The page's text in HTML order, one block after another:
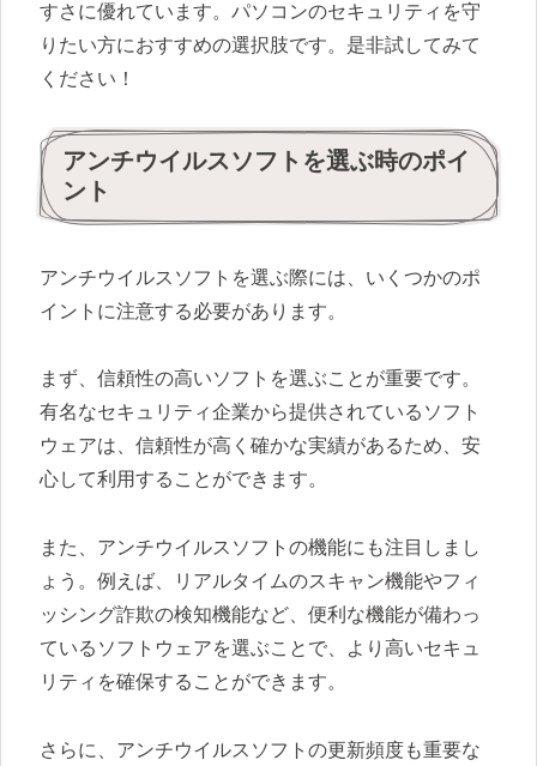
すさに優れています。パソコンのセキュリティを守
りたい方におすすめの選択肢です。是非試してみて
ください！
アンチウイルスソフトを選ぶ時のポイ
ント
アンチウイルスソフトを選ぶ際には、いくつかのポ
イントに注意する必要があります。
まず、信頼性の高いソフトを選ぶことが重要です。
有名なセキュリティ企業から提供されているソフト
ウェアは、信頼性が高く確かな実績があるため、安
心して利用することができます。
また、アンチウイルスソフトの機能にも注目しまし
ょう。例えば、リアルタイムのスキャン機能やフィ
ッシング詐欺の検知機能など、便利な機能が備わっ
ているソフトウェアを選ぶことで、より高いセキュ
リティを確保することができます。
さらに、アンチウイルスソフトの更新頻度も重要な